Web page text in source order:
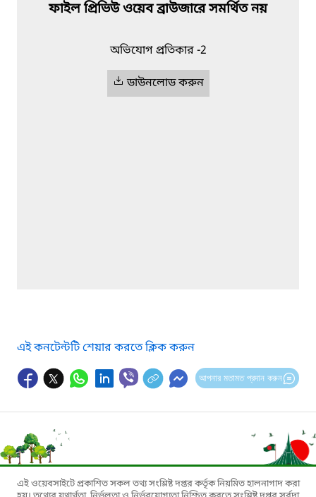
ফাইল প্রিভিউ ওয়েব ব্রাউজারে সমর্থিত নয়
অভিযোগ প্রতিকার -2
ডাউনলোড করুন
এই কনটেন্টটি শেয়ার করতে ক্লিক করুন
আপনার মতামত প্রদান করুন
এই ওয়েবসাইটে প্রকাশিত সকল তথ্য সংশ্লিষ্ট দপ্তর কর্তৃক নিয়মিত হালনাগাদ করা